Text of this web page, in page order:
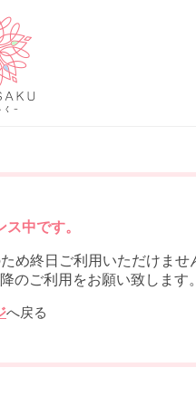
中です。
め終日ご利用いただけませ
のご利用をお願い致します
へ戻る